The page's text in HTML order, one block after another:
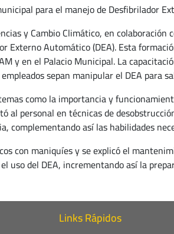
para el manejo de Desfibrilador
y Cambio Climático, en
Externo Automático (DEA). Esta
y en el Palacio Municipal. La
sepan manipular el DEA para
como la importancia y
al personal en técnicas de
complementando así las habilidades
con maniquíes y se explicó el
uso del DEA, incrementando así la
Links Rápidos